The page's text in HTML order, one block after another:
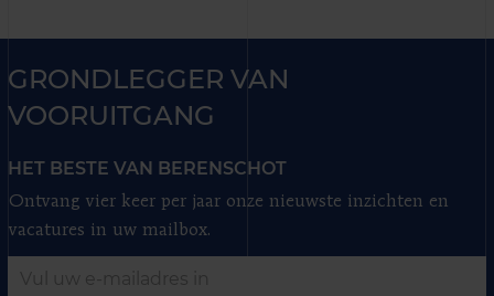
GRONDLEGGER VAN
VOORUITGANG
HET BESTE VAN BERENSCHOT
Ontvang vier keer per jaar onze nieuwste inzichten en
vacatures in uw mailbox.